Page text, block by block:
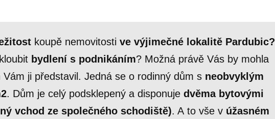
koupě nemovitosti ve výjimečné lokalitě Pardubic?
bydlení s podnikáním? Možná právě Vás by mohla
ji představil. Jedná se o rodinný dům s neobvyklým
. Dům je celý podsklepený a disponuje dvěma bytovými
vchod ze společného schodiště). A to vše v úžasném